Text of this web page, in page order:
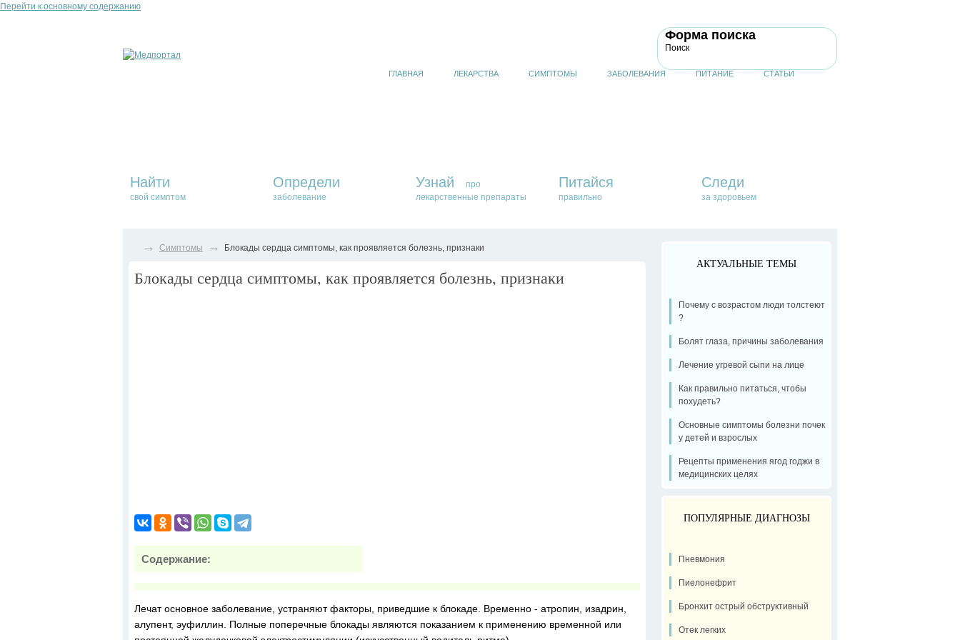
Перейти к основному содержанию
Форма поиска
Поиск
ГЛАВНАЯ ЛЕКАРСТВА СИМПТОМЫ ЗАБОЛЕВАНИЯ ПИТАНИЕ СТАТЬИ
Найти
свой симптом
Определи
заболевание
Узнай
про
лекарственные препараты
Питайся
правильно
Следи
за здоровьем
→ Симптомы → Блокады сердца симптомы, как проявляется болезнь, признаки
Блокады сердца симптомы, как проявляется болезнь, признаки
Содержание:
Лечат основное заболевание, устраняют факторы, приведшие к блокаде. Временно - атропин, изадрин,
алупент, эуфиллин. Полные поперечные блокады являются показанием к применению временной или
АКТУАЛЬНЫЕ ТЕМЫ
Почему с возрастом люди толстеют
?
Болят глаза, причины заболевания
Лечение угревой сыпи на лице
Как правильно питаться, чтобы
похудеть?
Основные симптомы болезни почек
у детей и взрослых
Рецепты применения ягод годжи в
медицинских целях
ПОПУЛЯРНЫЕ ДИАГНОЗЫ
Пневмония
Пиелонефрит
Бронхит острый обструктивный
Отек легких